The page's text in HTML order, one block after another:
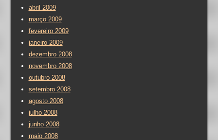
abril 2009
março 2009
fevereiro 2009
janeiro 2009
dezembro 2008
novembro 2008
outubro 2008
setembro 2008
agosto 2008
julho 2008
junho 2008
maio 2008